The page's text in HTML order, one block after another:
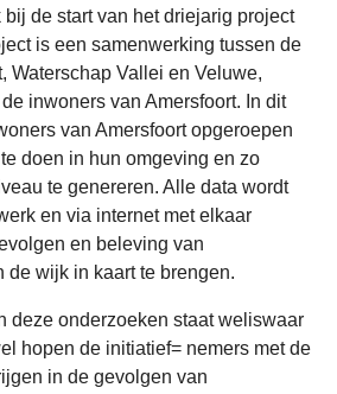
de start van het driejarig project
is een samenwerking tussen de
Waterschap Vallei en Veluwe,
inwoners van Amersfoort. In dit
van Amersfoort opgeroepen
doen in hun omgeving en zo
te genereren. Alle data wordt
en via internet met elkaar
en beleving van
de wijk in kaart te brengen.
deze onderzoeken staat weliswaar
hopen de initiatief= nemers met de
in de gevolgen van